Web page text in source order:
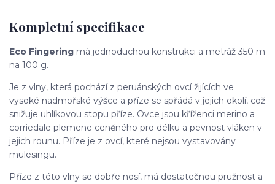
Kompletní specifikace
Eco Fingering má jednoduchou konstrukci a metráž 350 m
na 100 g.
Je z vlny, která pochází z peruánských ovcí žijících ve
vysoké nadmořské výšce a příze se spřádá v jejich okolí, což
snižuje uhlíkovou stopu příze. Ovce jsou kříženci merino a
corriedale plemene ceněného pro délku a pevnost vláken v
jejich rounu. Příze je z ovcí, které nejsou vystavovány
mulesingu.
Příze z této vlny se dobře nosí, má dostatečnou pružnost a